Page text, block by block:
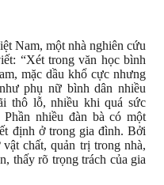
Nam, một nhà nghiên cứu
“Xét trong văn học bình
mặc dầu khổ cực nhưng
phụ nữ bình dân nhiều
thô lỗ, nhiều khi quá sức
nhiều đàn bà có một
định ở trong gia đình. Bởi
chất, quản trị trong nhà,
thấy rõ trọng trách của gia